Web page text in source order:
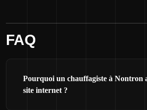
FAQ
Pourquoi un chauffagiste à Nontron
site internet ?